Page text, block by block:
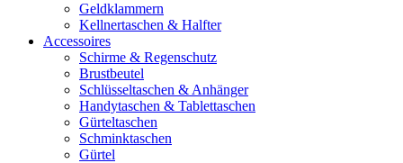
Geldklammern
Kellnertaschen & Halfter
Accessoires
Schirme & Regenschutz
Brustbeutel
Schlüsseltaschen & Anhänger
Handytaschen & Tablettaschen
Gürteltaschen
Schminktaschen
Gürtel